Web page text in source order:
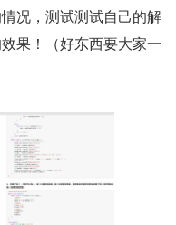
况，测试测试自己的解
果！（好东西要大家一